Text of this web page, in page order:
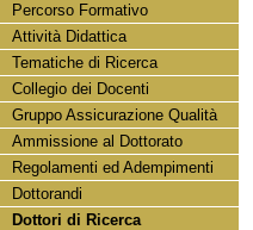
Percorso Formativo
Attività Didattica
Tematiche di Ricerca
Collegio dei Docenti
Gruppo Assicurazione Qualità
Ammissione al Dottorato
Regolamenti ed Adempimenti
Dottorandi
Dottori di Ricerca